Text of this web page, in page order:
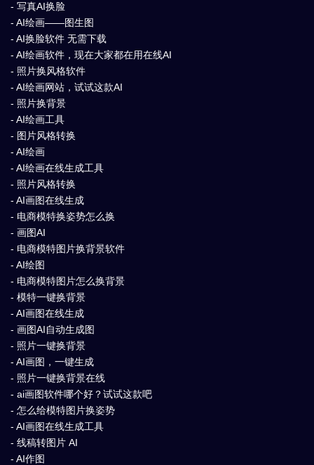
- 写真AI换脸
- AI绘画——图生图
- AI换脸软件 无需下载
- AI绘画软件，现在大家都在用在线AI
- 照片换风格软件
- AI绘画网站，试试这款AI
- 照片换背景
- AI绘画工具
- 图片风格转换
- AI绘画
- AI绘画在线生成工具
- 照片风格转换
- AI画图在线生成
- 电商模特换姿势怎么换
- 画图AI
- 电商模特图片换背景软件
- AI绘图
- 电商模特图片怎么换背景
- 模特一键换背景
- AI画图在线生成
- 画图AI自动生成图
- 照片一键换背景
- AI画图，一键生成
- 照片一键换背景在线
- ai画图软件哪个好？试试这款吧
- 怎么给模特图片换姿势
- AI画图在线生成工具
- 线稿转图片 AI
- AI作图